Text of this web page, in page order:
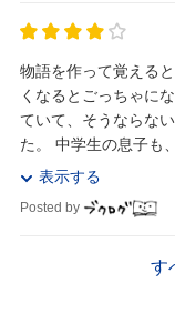
物語を作って覚える
くなるとごっちゃに
ていて、そうならな
た。 中学生の息子も
は、突拍子もない発
表示する
Posted by
す